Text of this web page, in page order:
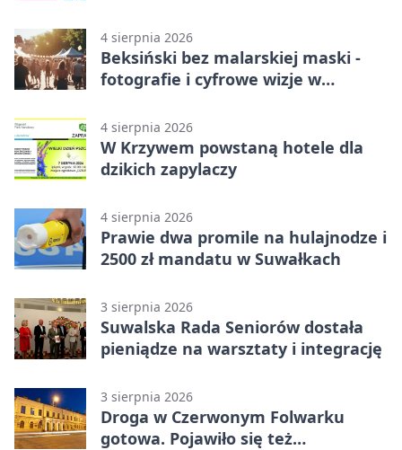
4 sierpnia 2026
Beksiński bez malarskiej maski -
fotografie i cyfrowe wizje w
4 sierpnia 2026
W Krzywem powstaną hotele dla
dzikich zapylaczy
4 sierpnia 2026
Prawie dwa promile na hulajnodze i
2500 zł mandatu w Suwałkach
3 sierpnia 2026
Suwalska Rada Seniorów dostała
pieniądze na warsztaty i integrację
3 sierpnia 2026
Droga w Czerwonym Folwarku
gotowa. Pojawiło się też